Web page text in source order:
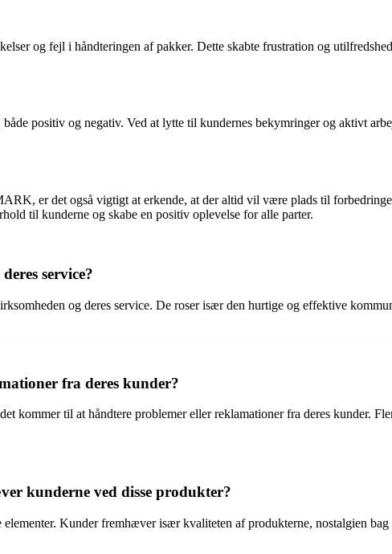
og fejl i håndteringen af pakker. Dette skabte frustration og
positiv og negativ. Ved at lytte til kundernes bekymringer og aktivt
er det også vigtigt at erkende, at der altid vil være plads til
til kunderne og skabe en positiv oplevelse for alle parter.
service?
og deres service. De roser især den hurtige og effektive
fra deres kunder?
kommer til at håndtere problemer eller reklamationer fra deres kunder.
kunderne ved disse produkter?
Kunder fremhæver især kvaliteten af produkterne, nostalgien bag